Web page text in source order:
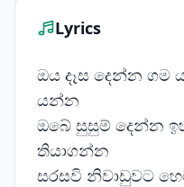
Lyrics
ඔය දෑස දෙන්න ගම
යන්න
ඔබේ සුසුම් දෙන්න
තියාගන්න
සරසවි නිවාඩුවට